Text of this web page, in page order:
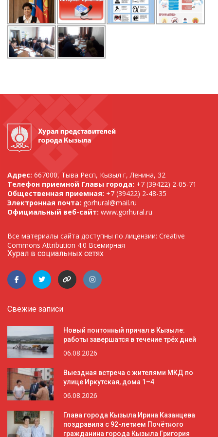
Адрес: 667000, Тыва Респ, Кызыл г, Ленина, 32
Телефон приемной Главы города: +7 (39422) 2-05-71
Общественная приемная: +7 (39422) 2-48-35
Электронная почта: gorhural@mail.ru
Официальный веб-сайт: www.gorhural.ru
Все материалы сайта доступны по лицензии: Creative
Commons Attribution 4.0 Всемирная
Хурал в социальных сетях
Свежие записи
Новый понтонный причал в Кызыле:
работы завершатся в течение трёх дней
06.08.2026
Выездная встреча с жителями МКД по
улице Иркутская, дома 1–4
06.08.2026
Глава города Кызыла Ирина Казанцева
поздравила с 92-летием Почётного
гражданина города Кызыла Григория